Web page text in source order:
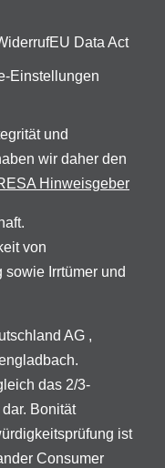
EU Data Act
Einstellungen
und
wir daher den
Hinweisgeber
von
sowie Irrtümer und
AG ,
das 2/3-
Bonität
ist
Consumer